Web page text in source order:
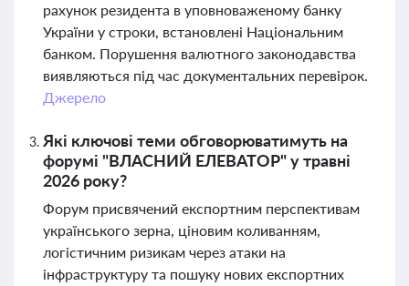
рахунок резидента в уповноваженому банку
України у строки, встановлені Національним
банком. Порушення валютного законодавства
виявляються під час документальних перевірок.
Джерело
Які ключові теми обговорюватимуть на
форумі "ВЛАСНИЙ ЕЛЕВАТОР" у травні
2026 року?
Форум присвячений експортним перспективам
українського зерна, ціновим коливанням,
логістичним ризикам через атаки на
інфраструктуру та пошуку нових експортних